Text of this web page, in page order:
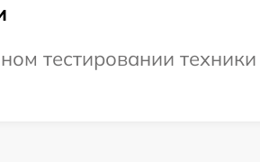
тестировании